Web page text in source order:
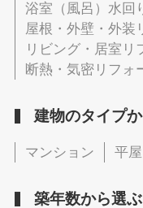
浴室（風呂）水回
屋根・外壁・外装
リビング・居室リ
断熱・気密リフォ
建物のタイプ
マンション 平屋
築年数から選ぶ